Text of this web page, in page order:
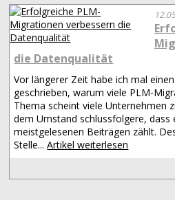
die Datenqualität
Vor längerer Zeit habe ich mal
geschrieben, warum viele PLM-
Thema scheint viele Unternehmen
dem Umstand schlussfolgere, dass
meistgelesenen Beiträgen zählt.
Stelle...Artikel weiterlesen